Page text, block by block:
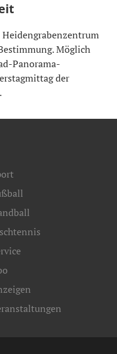
Möglich
Panorama-
der